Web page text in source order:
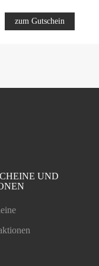
zum Gutschein
UND